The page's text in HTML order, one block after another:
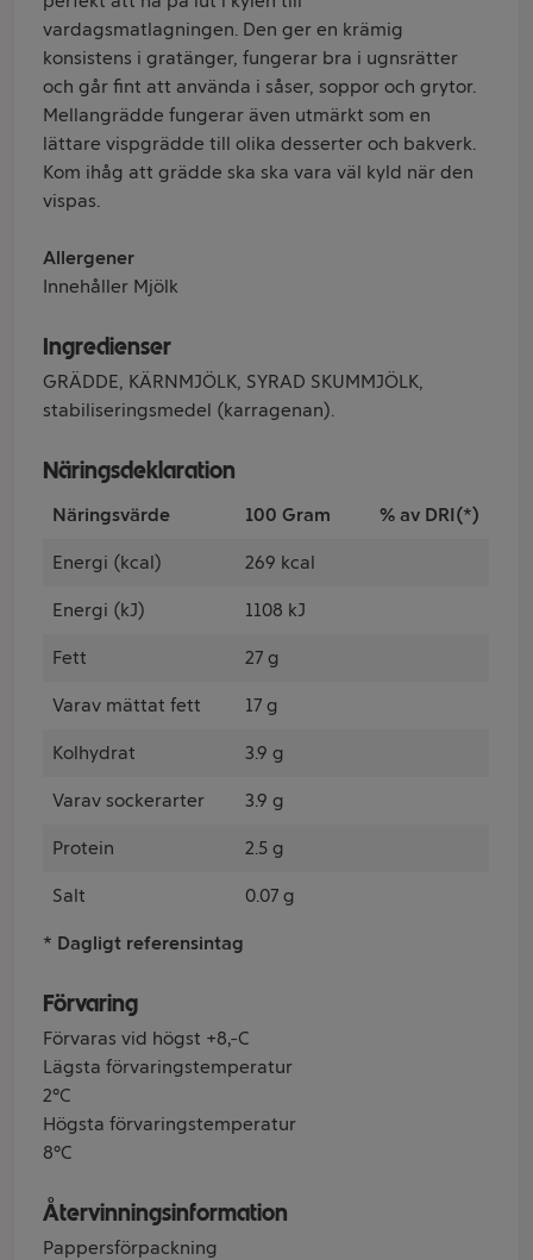
vardagsmatlagningen. Den ger en krämig
konsistens i gratänger, fungerar bra i ugnsrätter
och går fint att använda i såser, soppor och grytor.
Mellangrädde fungerar även utmärkt som en
lättare vispgrädde till olika desserter och bakverk.
Kom ihåg att grädde ska ska vara väl kyld när den
vispas.
Allergener
Innehåller Mjölk
Ingredienser
GRÄDDE, KÄRNMJÖLK, SYRAD SKUMMJÖLK,
stabiliseringsmedel (karragenan).
Näringsdeklaration
Näringsvärde 100 Gram % av DRI(*)
Energi (kcal) 269 kcal
Energi (kJ) 1108 kJ
Fett 27 g
Varav mättat fett 17 g
Kolhydrat 3.9 g
Varav sockerarter 3.9 g
Protein 2.5 g
Salt 0.07 g
* Dagligt referensintag
Förvaring
Förvaras vid högst +8ºC
Lägsta förvaringstemperatur
2°C
Högsta förvaringstemperatur
8°C
Återvinningsinformation
Pappersförpackning